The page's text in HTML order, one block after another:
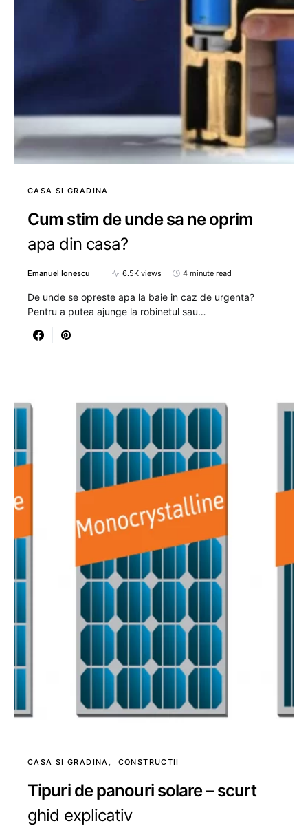
CASA SI GRADINA
Cum stim de unde sa ne oprim
apa din casa?
Emanuel Ionescu 6.5K views 4 minute read
De unde se opreste apa la baie in caz de urgenta?
Pentru a putea ajunge la robinetul sau…
CASA SI GRADINA CONSTRUCTII
Tipuri de panouri solare – scurt
ghid explicativ